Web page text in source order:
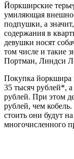
Йоркширские
умиляющая
подпушки, а
содержания в
девушки носят
том числе и такие
Портман, Линдси
Покупка йоркшира
35 тысяч рублей*,
рублей. При этом
рублей, чем
стоить они будут
многочисленного